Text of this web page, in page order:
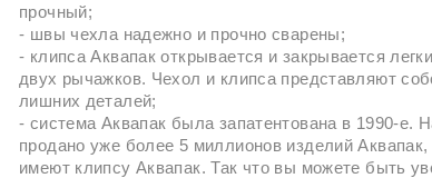
прочный;
- швы чехла надежно и прочно сварены;
- клипса Аквапак открывается и закрывается
двух рычажков. Чехол и клипса представляют
лишних деталей;
- система Аквапак была запатентована в 1990-е.
продано уже более 5 миллионов изделий
имеют клипсу Аквапак. Так что вы можете быть